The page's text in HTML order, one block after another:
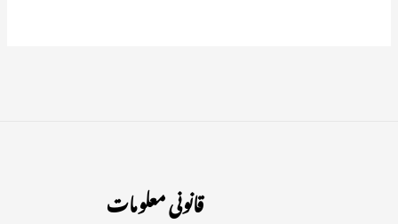
قانونی معلومات